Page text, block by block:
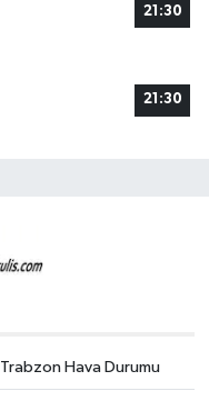
21:30
21:30
Trabzon Hava Durumu